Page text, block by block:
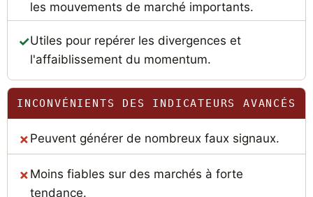
les mouvements de marché importants.
Utiles pour repérer les divergences et
l'affaiblissement du momentum.
INCONVÉNIENTS DES INDICATEURS AVANCÉS
Peuvent générer de nombreux faux signaux.
Moins fiables sur des marchés à forte
tendance.